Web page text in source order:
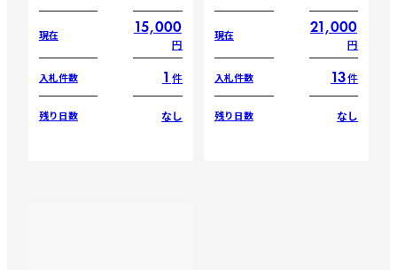
現在 15,000
円
入札件数 1 件
残り日数 なし
現在 21,000
円
入札件数 13件
残り日数 なし